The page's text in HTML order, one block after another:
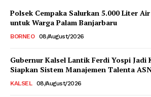
Polsek Cempaka Salurkan 5.000 Liter
untuk Warga Palam Banjarbaru
BORNEO 08/August/2026
Gubernur Kalsel Lantik Ferdi Yospi Jadi
Siapkan Sistem Manajemen Talenta
KALSEL 08/August/2026